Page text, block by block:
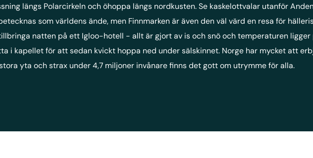
längs Polarcirkeln och öhoppa längs nordkusten. Se kaskelottvalar utanför
som världens ände, men Finnmarken är även den väl värd en resa för
tillbringa natten på ett Igloo-hotell - allt är gjort av is och snö och temperaturen
i kapellet för att sedan kvickt hoppa ned under sälskinnet. Norge har mycket att
yta och strax under 4,7 miljoner invånare finns det gott om utrymme för alla.